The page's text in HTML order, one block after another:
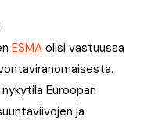
ESMA olisi vastuussa
Euroopan
ja